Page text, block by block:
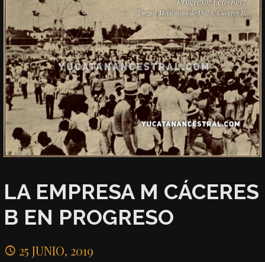
LA EMPRESA M CÁCERES
B EN PROGRESO
25 JUNIO, 2019